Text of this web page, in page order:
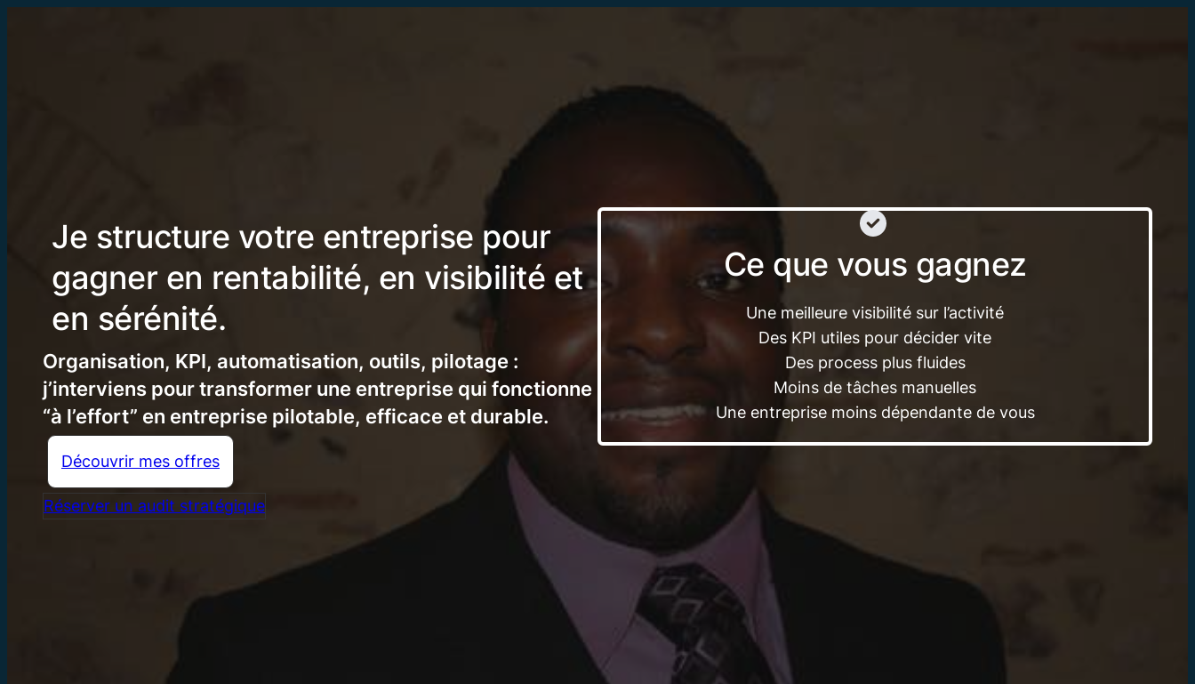
Je structure votre entreprise pour
gagner en rentabilité, en visibilité et
en sérénité.
Organisation, KPI, automatisation, outils, pilotage :
j’interviens pour transformer une entreprise qui fonctionne
“à l’effort” en entreprise pilotable, efficace et durable.
Découvrir mes offres
Réserver un audit stratégique
Ce que vous gagnez
Une meilleure visibilité sur l’activité
Des KPI utiles pour décider vite
Des process plus fluides
Moins de tâches manuelles
Une entreprise moins dépendante de vous